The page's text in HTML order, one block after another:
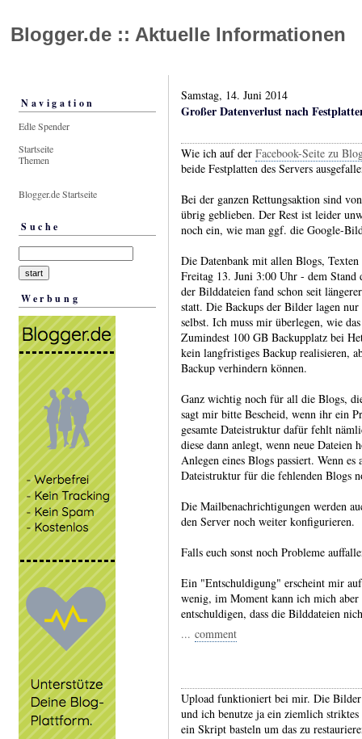
Blogger.de :: Aktuelle Informationen
Navigation
Edle Spender
Startseite
Themen
Blogger.de Startseite
Suche
Werbung
Samstag, 14. Juni 2014
Großer Datenverlust nach
Wie ich auf der Facebook-Seite zu
beide Festplatten des Servers
Bei der ganzen Rettungsaktion sind
übrig geblieben. Der Rest ist leider
noch ein, wie man ggf. die Google-
Die Datenbank mit allen Blogs,
Freitag 13. Juni 3:00 Uhr - dem Stand
der Bilddateien fand schon seit
statt. Die Backups der Bilder lagen
selbst. Ich muss mir überlegen, wie
Zumindest 100 GB Backupplatz bei
kein langfristiges Backup realisieren,
Backup verhindern können.
Ganz wichtig noch für all die Blogs,
sagt mir bitte Bescheid, wenn ihr ein
gesamte Dateistruktur dafür fehlt
diese dann anlegt, wenn neue Dateien
Anlegen eines Blogs passiert. Wenn
Dateistruktur für die fehlenden Blogs
Die Mailbenachrichtigungen werden
den Server noch weiter konfigurieren.
Falls euch sonst noch Probleme
Ein "Entschuldigung" erscheint mir
wenig, im Moment kann ich mich
entschuldigen, dass die Bilddateien
... comment
Upload funktioniert bei mir. Die
und ich benutze ja ein ziemlich
ein Skript basteln um das zu